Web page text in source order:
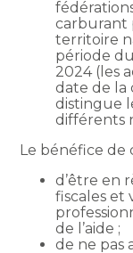
carburant
territoire
période
2024 (les
date de la
distingue
différents
Le bénéfice de
d’être en
fiscales et
de l’aide ;
de ne pas